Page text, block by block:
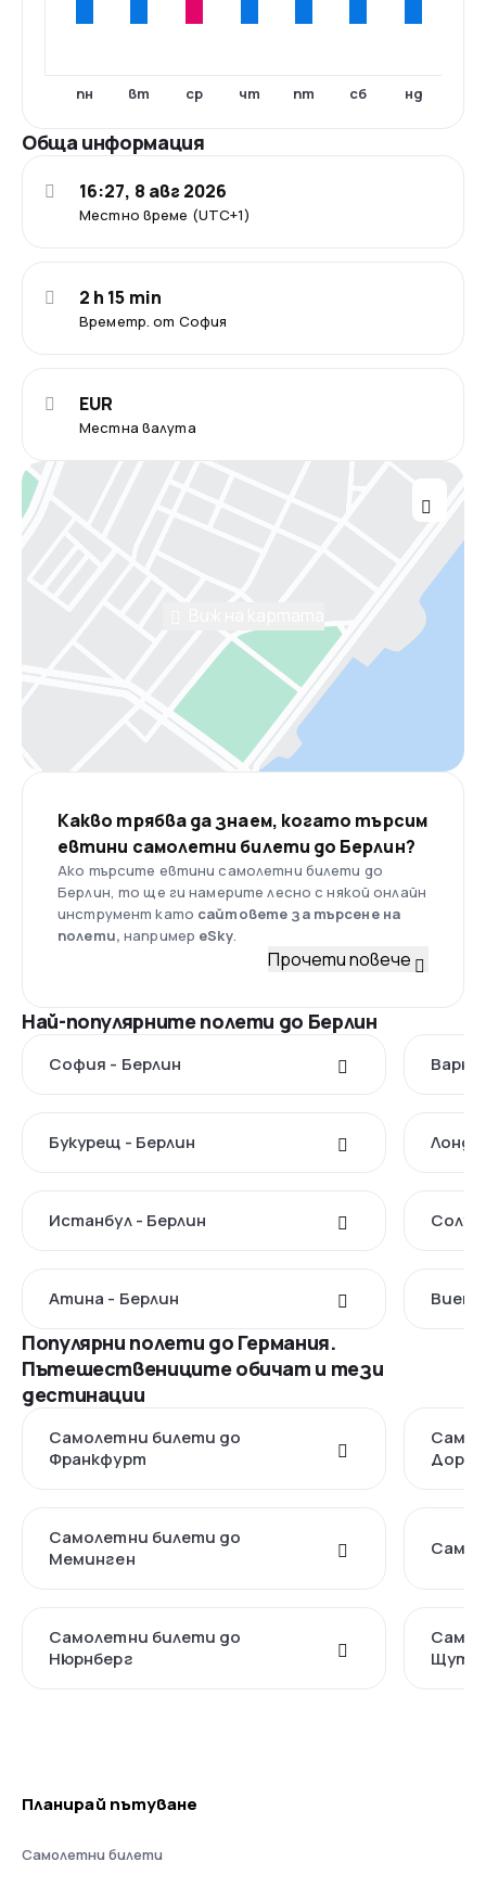
пн вт ср чт пт сб нд
Обща информация
Местно време (UTC+1)
16:27, 8 авг 2026
Времетр. от София
2 h 15 min
Местна валута
EUR
Какво трябва да знаем, когато търсим
евтини самолетни билети до Берлин?
Ако търсите евтини самолетни билети до
Берлин, то ще ги намерите лесно с някой онлайн
инструмент като сайтовете за търсене на
полети,например eSky.
Прочети повече
Най-популярните полети до Берлин
София - Берлин Варна
Букурещ - Берлин
Истанбул - Берлин
Атина - Берлин
Популярни полети до Германия.
Пътешествениците обичат и тези
дестинации
Самолетни билети до
Франкфурт
Самолетни билети до
Меминген
Самолетни билети до
Нюрнберг
Планирай пътуване
Самолетни билети